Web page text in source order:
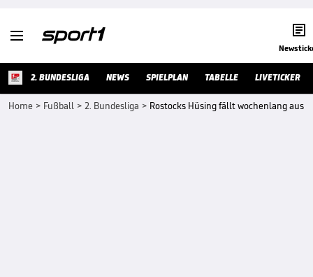
 
2. BUNDESLIGA NEWS SPIELPLAN TABELLE LIVETICKER
Home > Fußball > 2. Bundesliga > Rostocks Hüsing fällt wochenlang aus